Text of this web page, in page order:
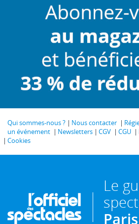
Qui sommes-nous ? Nous contacter
un événement
Newsletters CGV CGU
Cookies
Le
Paris